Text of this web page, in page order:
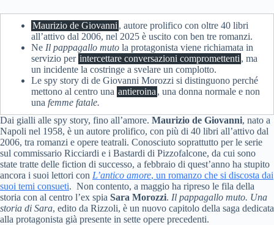
Maurizio de Giovanni , autore prolifico con oltre 40 libri
all’attivo dal 2006, nel 2025 è uscito con ben tre romanzi.
Ne Il pappagallo muto la protagonista viene richiamata in
servizio per intercettare conversazioni compromettenti , ma
un incidente la costringe a svelare un complotto.
Le spy story di de Giovanni Morozzi si distinguono perché
mettono al centro una antieroina , una donna normale e non
una femme fatale.
Dai gialli alle spy story, fino all’amore. Maurizio de Giovanni, nato a
Napoli nel 1958, è un autore prolifico, con più di 40 libri all’attivo dal
2006, tra romanzi e opere teatrali. Conosciuto soprattutto per le serie
sul commissario Ricciardi e i Bastardi di Pizzofalcone, da cui sono
state tratte delle fiction di successo, a febbraio di quest’anno ha stupito
ancora i suoi lettori con L’antico amore, un romanzo che si discosta dai
suoi temi consueti. Non contento, a maggio ha ripreso le fila della
storia con al centro l’ex spia Sara Morozzi. Il pappagallo muto. Una
storia di Sara, edito da Rizzoli, è un nuovo capitolo della saga dedicata
alla protagonista già presente in sette opere precedenti.